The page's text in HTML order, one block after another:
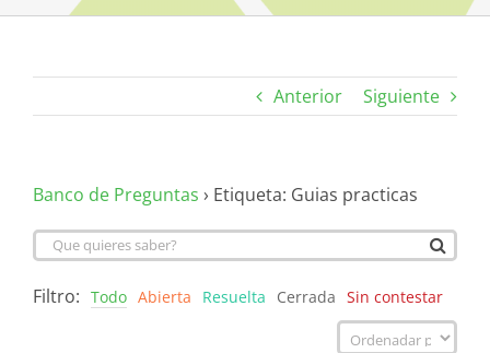
Anterior Siguiente
Banco de Preguntas › Etiqueta: Guias practicas
Filtro: Todo Abierta Resuelta Cerrada Sin contestar